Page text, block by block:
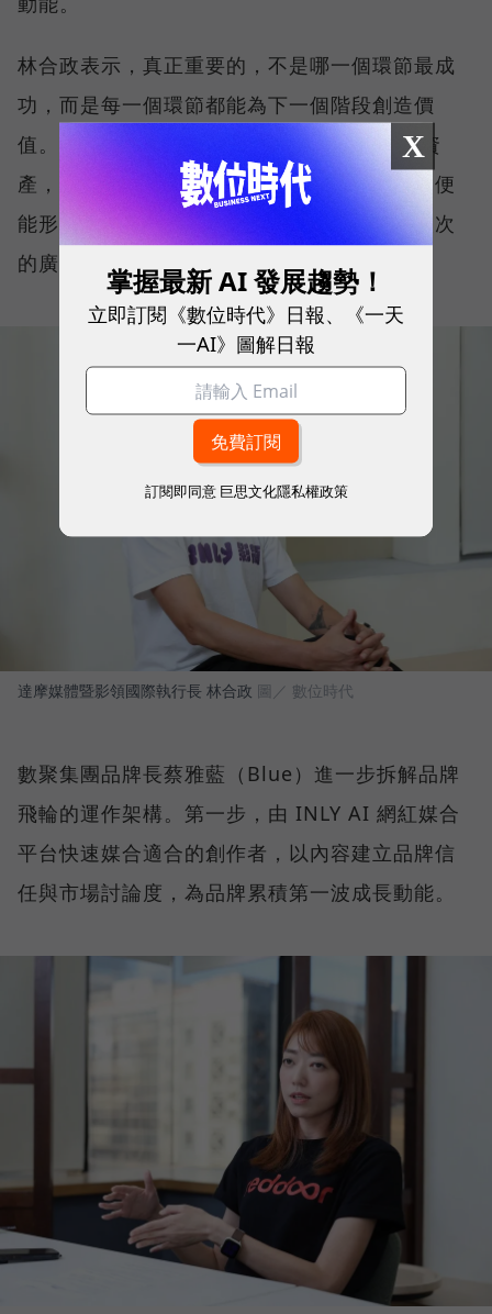
林合政表示，真正重要的，不是哪一個環節最成
功，而是每一個環節都能為下一個階段創造價
值。 當品牌聲量帶動流量、流量沉澱為會員資
產，再透過會員口碑與數據反哺品牌影響力，便
能形成持續運轉的品牌飛輪，而不是依賴一次次
的廣告投入。
達摩媒體暨影領國際執行長 林合政 圖／ 數位時代
數聚集團品牌長蔡雅藍（Blue）進一步拆解品牌
飛輪的運作架構。第一步，由 INLY AI 網紅媒合
平台快速媒合適合的創作者，以內容建立品牌信
任與市場討論度，為品牌累積第一波成長動能。
X
掌握最新 AI 發展趨勢！
立即訂閱《數位時代》日報、《一天
一AI》圖解日報
訂閱即同意 巨思文化隱私權政策